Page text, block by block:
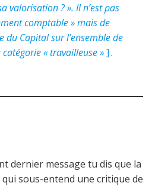
valorisation ? ». Il n’est pas
comptable » mais de
du Capital sur l’ensemble de
« travailleuse »].
dernier message tu dis que la
sous-entend une critique de